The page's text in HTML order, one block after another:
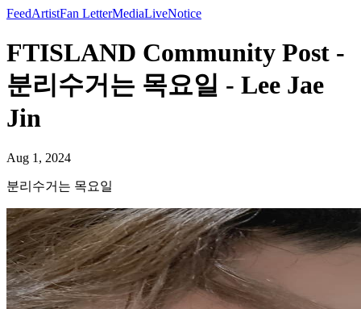
FeedArtistFan LetterMediaLiveNotice
FTISLAND Community Post -
분리수거는 목요일 - Lee Jae
Jin
Aug 1, 2024
분리수거는 목요일